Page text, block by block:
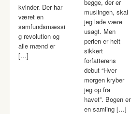
kvinder. Der har
været en
samfundsmæssi
g revolution og
alle mænd er
[…]
begge, der er
muslingen, skal
jeg lade være
usagt. Men
perlen er helt
sikkert
forfatterens
debut “Hver
morgen kryber
jeg op fra
havet”. Bogen er
en samling […]